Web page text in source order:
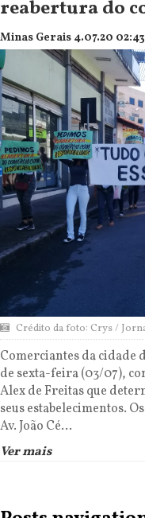
reabertura do
Minas Gerais 4.07.20 02:43
Crédito da foto: Crys /
Comerciantes da cidade
de sexta-feira (03/07),
Alex de Freitas que
seus estabelecimentos.
Av. João Cé...
Ver mais